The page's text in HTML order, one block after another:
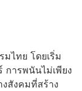
ไทย โดยเริ่ม
การพนันไม่เพียง
งสังคมที่สร้าง